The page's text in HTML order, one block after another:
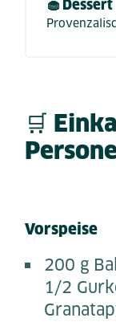
🧁 Dessert
🛒
Vorspeise
200 g
1/2